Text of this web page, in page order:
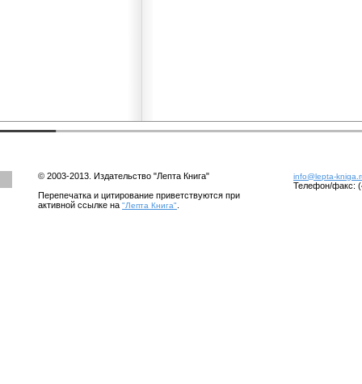
© 2003-2013. Издательство "Лепта Книга"
Перепечатка и цитирование приветствуются при
активной ссылке на "Лепта Книга"
info@lepta-
Телефон/факс: